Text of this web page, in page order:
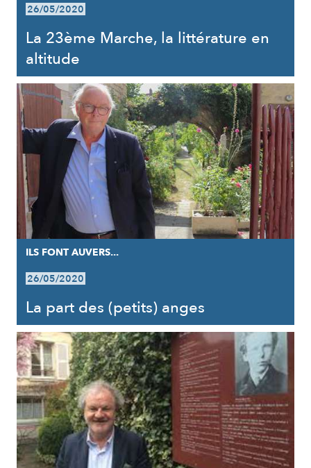
26/05/2020
La 23ème Marche, la littérature en
altitude
ILS FONT AUVERS...
26/05/2020
La part des (petits) anges